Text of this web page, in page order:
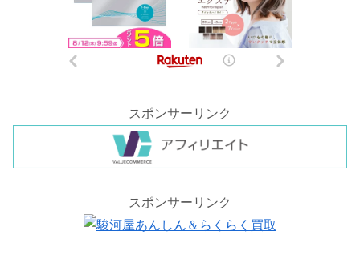
スポンサーリンク
スポンサーリンク